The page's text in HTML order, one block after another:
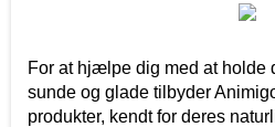
For at hjælpe dig med at holde
sunde og glade tilbyder
produkter, kendt for deres